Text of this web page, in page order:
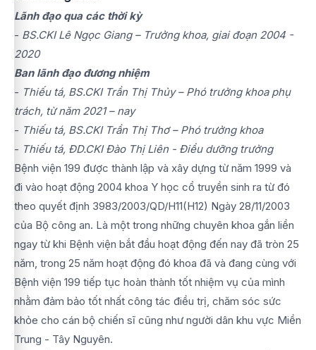
Lãnh đạo qua các thời kỳ
- BS.CKI Lê Ngọc Giang – Trưởng khoa, giai đoạn 2004 -
2020
Ban lãnh đạo đương nhiệm
- Thiếu tá, BS.CKI Trần Thị Thủy – Phó trưởng khoa phụ
trách, từ năm 2021 – nay
- Thiếu tá, BS.CKI Trần Thị Thơ – Phó trưởng khoa
- Thiếu tá, ĐD.CKI Đào Thị Liên - Điều dưỡng trưởng
Bệnh viện 199 được thành lập và xây dựng từ năm 1999 và
đi vào hoạt động 2004 khoa Y học cổ truyền sinh ra từ đó
theo quyết định 3983/2003/QD/H11(H12) Ngày 28/11/2003
của Bộ công an. Là một trong những chuyên khoa gắn liền
ngay từ khi Bệnh viện bắt đầu hoạt động đến nay đã tròn 25
năm, trong 25 năm hoạt động đó khoa đã và đang cùng với
Bệnh viện 199 tiếp tục hoàn thành tốt nhiệm vụ của mình
nhằm đảm bảo tốt nhất công tác điều trị, chăm sóc sức
khỏe cho cán bộ chiến sĩ cũng như người dân khu vực Miền
Trung - Tây Nguyên.